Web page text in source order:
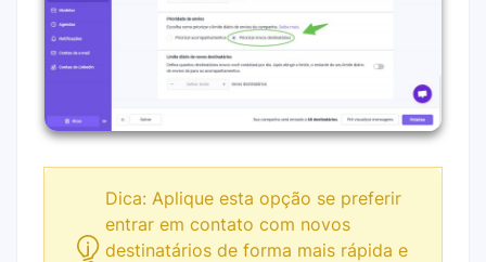
Dica: Aplique esta opção se preferir
entrar em contato com novos
destinatários de forma mais rápida e